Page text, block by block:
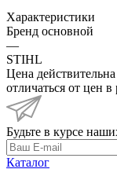
Характеристики
Бренд основной
—
STIHL
Цена
отличаться от цен
Будьте в курсе
Каталог